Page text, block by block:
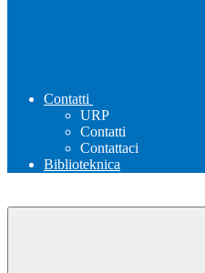
Contatti
URP
Contatti
Contattaci
Biblioteknica